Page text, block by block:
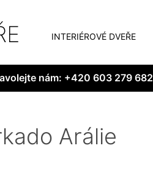
INTERIÉROVÉ DVEŘE
nám: +420 603 279 682
Arálie